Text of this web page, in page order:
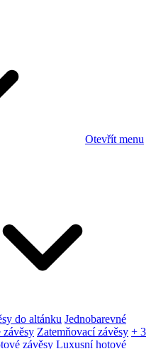
Otevřít menu
do altánku Jednobarevné
Zatemňovací závěsy + 3
závěsy Luxusní hotové